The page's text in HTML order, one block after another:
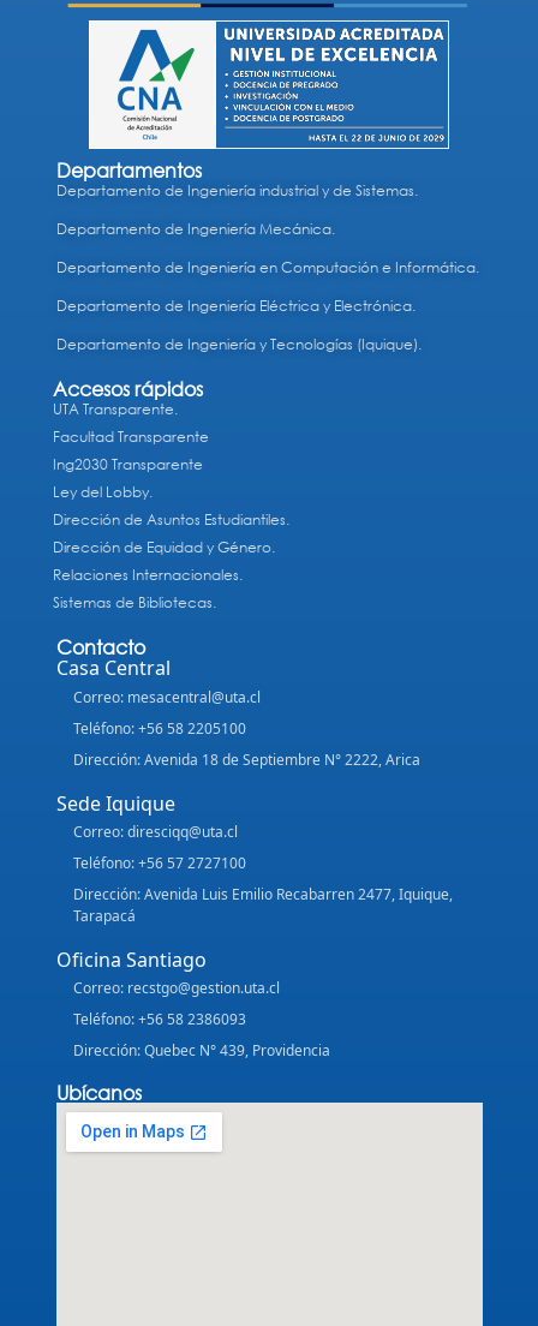
Departamentos
Departamento de Ingeniería industrial y de Sistemas.
Departamento de Ingeniería Mecánica.
Departamento de Ingeniería en Computación e Informática.
Departamento de Ingeniería Eléctrica y Electrónica.
Departamento de Ingeniería y Tecnologías (Iquique).
Accesos rápidos
UTA Transparente.
Facultad Transparente
Ing2030 Transparente
Ley del Lobby.
Dirección de Asuntos Estudiantiles.
Dirección de Equidad y Género.
Relaciones Internacionales.
Sistemas de Bibliotecas.
Contacto
Casa Central
Correo: mesacentral@uta.cl
Teléfono: +56 58 2205100
Dirección: Avenida 18 de Septiembre N° 2222, Arica
Sede Iquique
Correo: diresciqq@uta.cl
Teléfono: +56 57 2727100
Dirección: Avenida Luis Emilio Recabarren 2477, Iquique,
Tarapacá
Oficina Santiago
Correo: recstgo@gestion.uta.cl
Teléfono: +56 58 2386093
Dirección: Quebec N° 439, Providencia
Ubícanos